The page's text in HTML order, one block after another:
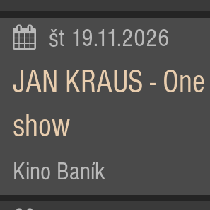
št 19.11.2026
JAN KRAUS -
show
Kino Baník